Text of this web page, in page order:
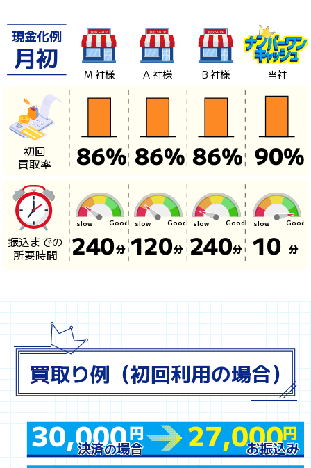
slow Good
当社
A社様 B 社様
M社様
10 分
240分
120分
240分
90%
86%
86%
86%
振込までの
所要時間
買取率
初回
月初
現金化例
買取り例（初回利用の場合）
決済の場合
決済の場合 お振込み
お振込み
30,000 円 27,000円